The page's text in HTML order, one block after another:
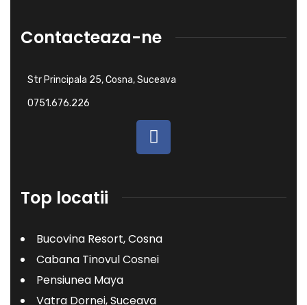
Contacteaza-ne
Str Principala 25, Cosna, Suceava
0751.676.226 ​
Top locatii
Bucovina Resort, Cosna
Cabana Tinovul Cosnei
Pensiunea Maya
Vatra Dornei, Suceava